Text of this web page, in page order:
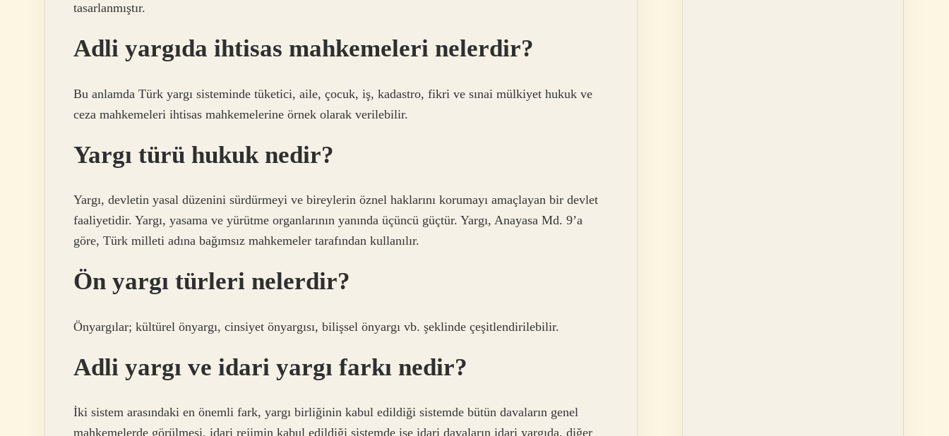
tasarlanmıştır.
Adli yargıda ihtisas mahkemeleri nelerdir?
Bu anlamda Türk yargı sisteminde tüketici, aile, çocuk, iş, kadastro, fikri ve sınai mülkiyet hukuk ve
ceza mahkemeleri ihtisas mahkemelerine örnek olarak verilebilir.
Yargı türü hukuk nedir?
Yargı, devletin yasal düzenini sürdürmeyi ve bireylerin öznel haklarını korumayı amaçlayan bir devlet
faaliyetidir. Yargı, yasama ve yürütme organlarının yanında üçüncü güçtür. Yargı, Anayasa Md. 9’a
göre, Türk milleti adına bağımsız mahkemeler tarafından kullanılır.
Ön yargı türleri nelerdir?
Önyargılar; kültürel önyargı, cinsiyet önyargısı, bilişsel önyargı vb. şeklinde çeşitlendirilebilir.
Adli yargı ve idari yargı farkı nedir?
İki sistem arasındaki en önemli fark, yargı birliğinin kabul edildiği sistemde bütün davaların genel
mahkemelerde görülmesi, idari rejimin kabul edildiği sistemde ise idari davaların idari yargıda, diğer